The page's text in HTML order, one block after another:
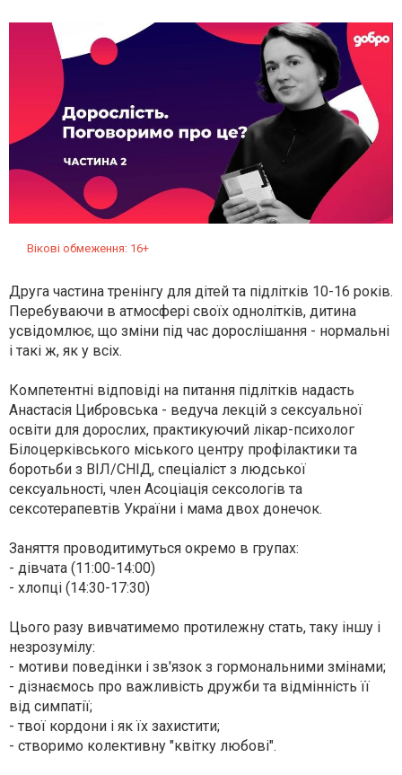
Вікові обмеження: 16+
Друга частина тренінгу для дітей та підлітків 10-16 років.
Перебуваючи в атмосфері своїх однолітків, дитина
усвідомлює, що зміни під час дорослішання - нормальні
і такі ж, як у всіх.
Компетентні відповіді на питання підлітків надасть
Анастасія Цибровська - ведуча лекцій з сексуальної
освіти для дорослих, практикуючий лікар-психолог
Білоцерківського міського центру профілактики та
боротьби з ВІЛ/СНІД, спеціаліст з людської
сексуальності, член Асоціація сексологів та
сексотерапевтів України і мама двох донечок.
Заняття проводитимуться окремо в групах:
- дівчата (11:00-14:00)
- хлопці (14:30-17:30)
Цього разу вивчатимемо протилежну стать, таку іншу і
незрозумілу:
- мотиви поведінки і зв'язок з гормональними змінами;
- дізнаємось про важливість дружби та відмінність її
від симпатії;
- твої кордони і як їх захистити;
- створимо колективну "квітку любові".